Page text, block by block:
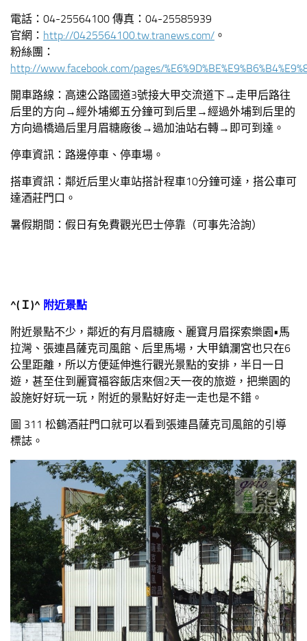
電話：04-25564100 傳真：04-25585939
官網： http://0425564100.tw.tranews.com/ 。
粉絲團：
http://www.facebook.com/pages/
開車路線：高速公路國道3號接大甲交流道下→走甲后路往
后里的方向→經外埔鄉五分鐘可到后里→經過外埔到后里的
方向過橋過后里月眉糖廠後→過加油站右轉→即可到達。
停車資訊：路邊停車、停車場。
搭車資訊：鄰近后里火車站搭計程車10分鐘可達，搭公車可
達酒莊門口。
暑假期間：假日有免費觀光巴士停靠（可事先洽詢）
^( Ｉ)^ 附近景點
附近景點不少，鄰近的有月眉糖廠、麗寶月眉探索樂園•馬
拉灣、張連昌薩克司風館、后里馬場，大甲鎮瀾宮也只在6
公里距離，所以方便延伸進行觀光景點的安排，半日一日
遊，甚至住到麗寶福容飯店來個2天一夜的旅遊，把樂園的
設施好好玩一玩，附近的景點好好走一走也是不錯。
圖 311 松鶴酒莊門口就可以看到張連昌薩克司風館的引導
標誌。